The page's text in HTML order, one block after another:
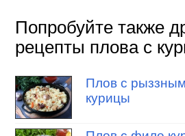
Попробуйте также
рецепты плова с
Плов с
курицы